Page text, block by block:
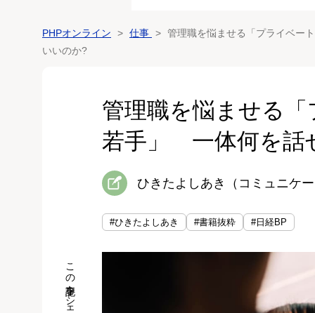
PHPオンライン 仕事
管理職を悩ませる「プライベー
いいのか?
管理職を悩ませる
若手」 一体何を話
ひきたよしあき（コミュニケ
#ひきたよしあき #書籍抜粋 #日経BP
この記事をシェア